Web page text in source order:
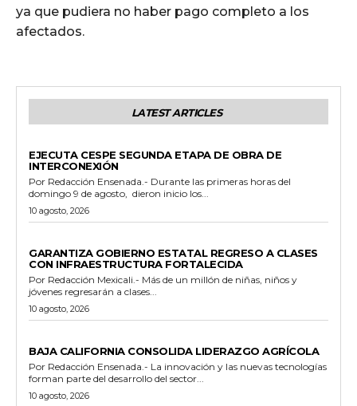
ya que pudiera no haber pago completo a los
afectados.
LATEST ARTICLES
EJECUTA CESPE SEGUNDA ETAPA DE OBRA DE
INTERCONEXIÓN
Por Redacción Ensenada.- Durante las primeras horas del
domingo 9 de agosto, dieron inicio los...
10 agosto, 2026
GARANTIZA GOBIERNO ESTATAL REGRESO A CLASES
CON INFRAESTRUCTURA FORTALECIDA
Por Redacción Mexicali.- Más de un millón de niñas, niños y
jóvenes regresarán a clases...
10 agosto, 2026
BAJA CALIFORNIA CONSOLIDA LIDERAZGO AGRÍCOLA
Por Redacción Ensenada.- La innovación y las nuevas tecnologías
forman parte del desarrollo del sector...
10 agosto, 2026